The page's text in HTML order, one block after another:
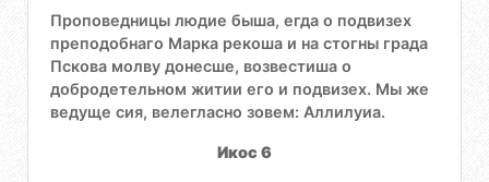
Проповедницы людие быша, егда о подвизех
преподобнаго Марка рекоша и на стогны града
Пскова молву донесше, возвестиша о
добродетельном житии его и подвизех. Мы же
ведуще сия, велегласно зовем: Аллилуиа.
Икос 6